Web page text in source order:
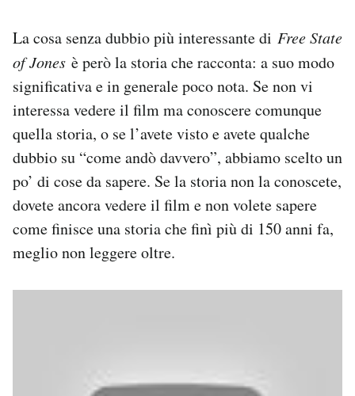
La cosa senza dubbio più interessante di Free State
of Jones è però la storia che racconta: a suo modo
significativa e in generale poco nota. Se non vi
interessa vedere il film ma conoscere comunque
quella storia, o se l’avete visto e avete qualche
dubbio su “come andò davvero”, abbiamo scelto un
po’ di cose da sapere. Se la storia non la conoscete,
dovete ancora vedere il film e non volete sapere
come finisce una storia che finì più di 150 anni fa,
meglio non leggere oltre.